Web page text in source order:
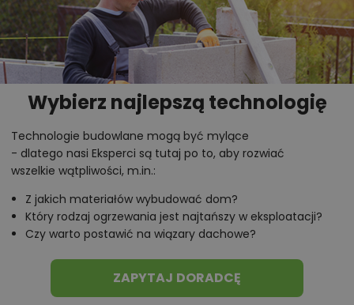
Wybierz najlepszą technologię
Technologie budowlane mogą być mylące
- dlatego nasi Eksperci są tutaj po to, aby rozwiać
wszelkie wątpliwości, m.in.:
Z jakich materiałów wybudować dom?
Który rodzaj ogrzewania jest najtańszy w eksploatacji?
Czy warto postawić na wiązary dachowe?
ZAPYTAJ DORADCĘ